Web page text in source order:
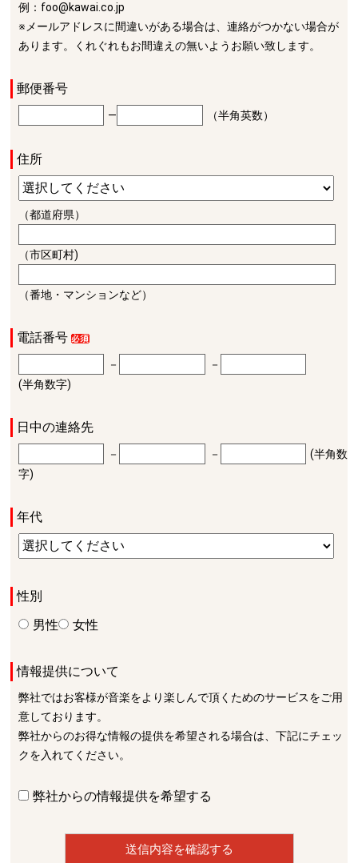
例：foo@kawai.co.jp
※メールアドレスに間違いがある場合は、連絡がつかない場合が
あります。くれぐれもお間違えの無いようお願い致します。
郵便番号
― （半角英数）
住所
（都道府県）
（市区町村)
（番地・マンションなど）
電話番号
－
－
(半角数字)
日中の連絡先
－ －
(半角数
字)
年代
性別
男性
女性
情報提供について
弊社ではお客様が音楽をより楽しんで頂くためのサービスをご用
意しております。
弊社からのお得な情報の提供を希望される場合は、下記にチェッ
クを入れてください。
弊社からの情報提供を希望する